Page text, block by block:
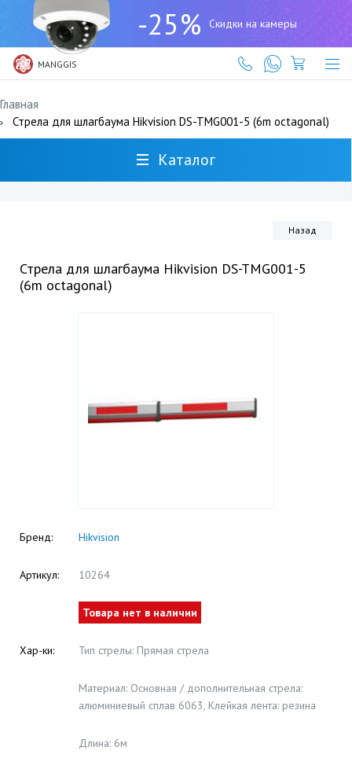
-25% Скидки на камеры
MANGGIS
(727)
317-
61-
61
Главная
Стрела для шлагбаума Hikvision DS-TMG001-5 (6m octagonal)
Каталог
Назад
Стрела для шлагбаума Hikvision DS-TMG001-5
(6m octagonal)
Бренд: Hikvision
Артикул: 10264
Товара нет в наличии
Хар-ки: Тип стрелы: Прямая стрела
Материал: Основная / дополнительная стрела:
алюминиевый сплав 6063, Клейкая лента: резина
Длина: 6м